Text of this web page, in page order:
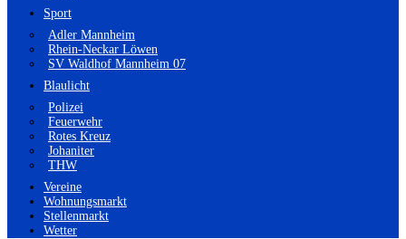
Sport
Adler Mannheim
Rhein-Neckar Löwen
SV Waldhof Mannheim 07
Blaulicht
Polizei
Feuerwehr
Rotes Kreuz
Johaniter
THW
Vereine
Wohnungsmarkt
Stellenmarkt
Wetter